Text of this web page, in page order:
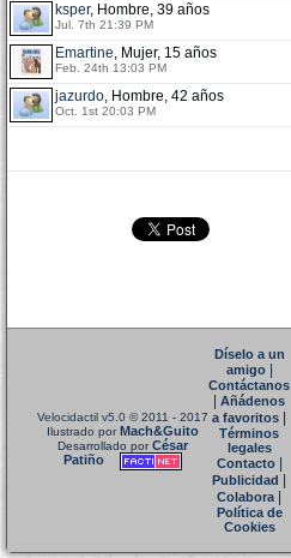
ksper, Hombre, 39 años
Jul. 7th 21:39 PM
Emartine, Mujer, 15 años
Feb. 24th 13:03 PM
jazurdo, Hombre, 42 años
Oct. 1st 20:03 PM
Velocidactil v5.0 © 2011 - 2017
Ilustrado porMach&Guito
Desarrollado porCésar
Patiño
Díselo a un
amigo|
Contáctanos
Añádenos
a favoritos
Términos
legales
Contacto|
Publicidad
Colabora|
Política de
Cookies